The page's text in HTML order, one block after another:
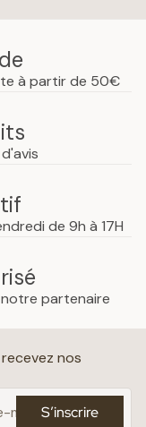
à partir de 50€
de 9h à 17H
partenaire
nos
S’inscrire